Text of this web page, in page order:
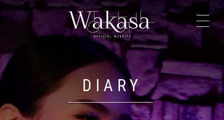
TOP
NEWS
DIARY